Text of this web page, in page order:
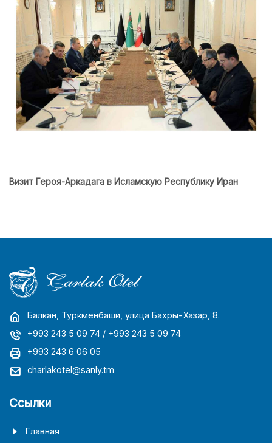
Визит Героя-Аркадага в Исламскую Республику Иран
Балкан, Туркменбаши, улица Бахры-Хазар, 8.
+993 243 5 09 74 / +993 243 5 09 74
+993 243 6 06 05
charlakotel@sanly.tm
Ссылки
Главная